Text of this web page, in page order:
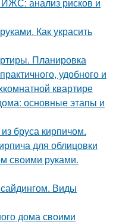
Как украсить
Планировка
удобного и
квартире
основные этапы и
бруса кирпичом.
для облицовки
своими руками.
Виды
дома своими